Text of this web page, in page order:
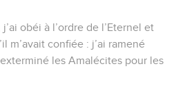
obéi à l’ordre de l’Eternel et
m’avait confiée : j’ai ramené
les Amalécites pour les